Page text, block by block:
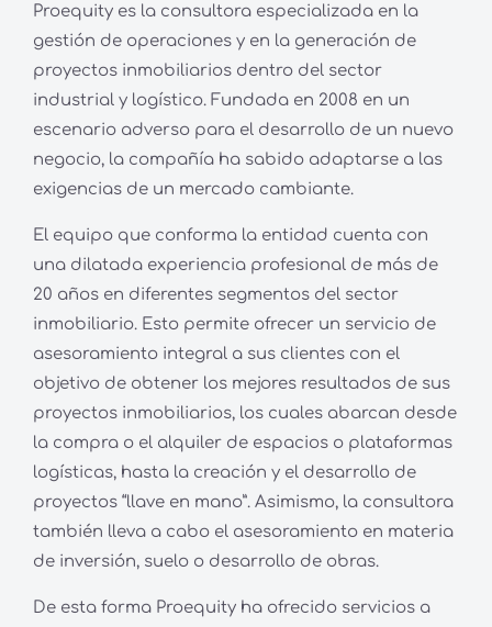
Proequity es la consultora especializada en la
gestión de operaciones y en la generación de
proyectos inmobiliarios dentro del sector
industrial y logístico. Fundada en 2008 en un
escenario adverso para el desarrollo de un nuevo
negocio, la compañía ha sabido adaptarse a las
exigencias de un mercado cambiante.
El equipo que conforma la entidad cuenta con
una dilatada experiencia profesional de más de
20 años en diferentes segmentos del sector
inmobiliario. Esto permite ofrecer un servicio de
asesoramiento integral a sus clientes con el
objetivo de obtener los mejores resultados de sus
proyectos inmobiliarios, los cuales abarcan desde
la compra o el alquiler de espacios o plataformas
logísticas, hasta la creación y el desarrollo de
proyectos “llave en mano”. Asimismo, la consultora
también lleva a cabo el asesoramiento en materia
de inversión, suelo o desarrollo de obras.
De esta forma Proequity ha ofrecido servicios a